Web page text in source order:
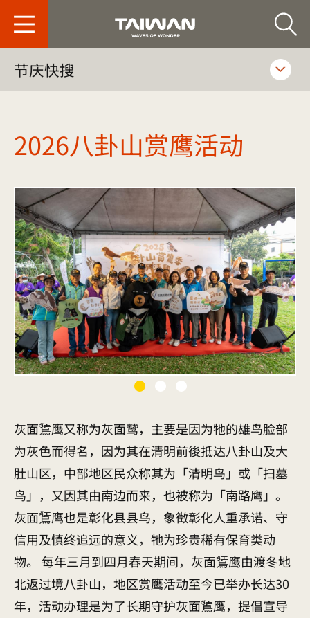
台旅会北京办事
节庆快搜
2026八卦山赏鹰活动
灰面鵟鹰又称为灰面鹫，主要是因为牠的雄鸟脸部
为灰色而得名，因为其在清明前後抵达八卦山及大
肚山区，中部地区民众称其为「清明鸟」或「扫墓
鸟」，又因其由南边而来，也被称为「南路鹰」。
灰面鵟鹰也是彰化县县鸟，象徵彰化人重承诺、守
信用及慎终追远的意义，牠为珍贵稀有保育类动
物。 每年三月到四月春天期间，灰面鵟鹰由渡冬地
北返过境八卦山，地区赏鹰活动至今已举办长达30
年，活动办理是为了长期守护灰面鵟鹰，提倡宣导